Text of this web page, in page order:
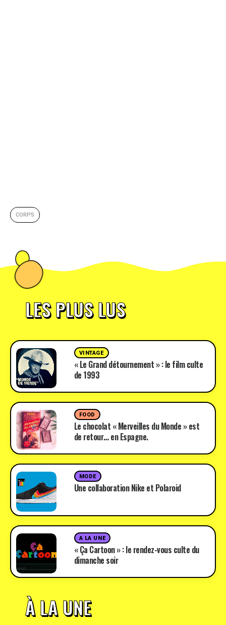
CORPS
LES PLUS LUS
VINTAGE
« Le Grand détournement » : le film culte
de 1993
FOOD
Le chocolat « Merveilles du Monde » est
de retour… en Espagne.
MODE
Une collaboration Nike et Polaroid
A LA UNE
« Ça Cartoon » : le rendez-vous culte du
dimanche soir
À LA UNE